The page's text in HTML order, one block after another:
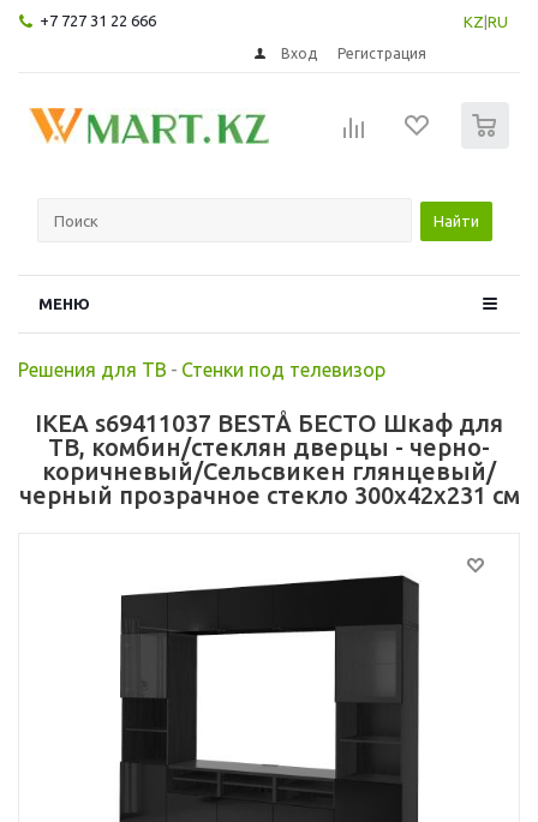
+7 727 31 22 666 KZ RU
Вход Регистрация
Найти
МЕНЮ
Решения для ТВ - Стенки под телевизор
IKEA s69411037 BESTÅ БЕСТО Шкаф для
ТВ, комбин/стеклян дверцы - черно-
коричневый/Сельсвикен глянцевый/
черный прозрачное стекло 300x42x231 см